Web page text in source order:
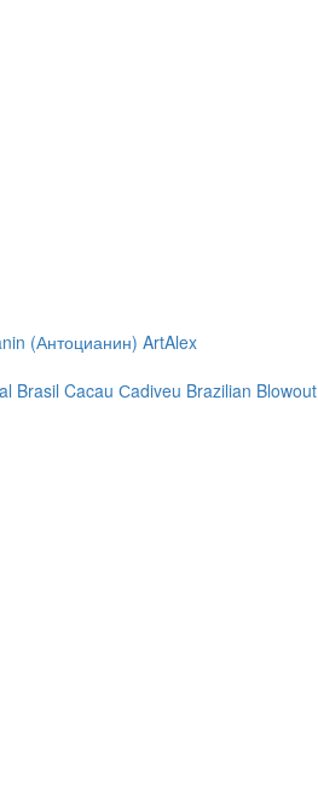
(Антоцианин) ArtAlex
Brasil Cacau Сadiveu Brazilian Blowout